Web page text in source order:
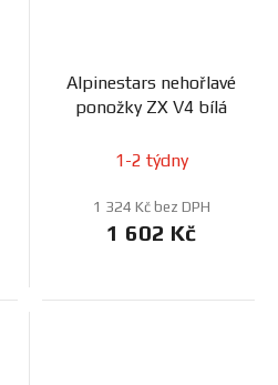
Alpinestars nehořlavé
ponožky ZX V4 bílá
1-2 týdny
1 324 Kč bez DPH
1 602 Kč